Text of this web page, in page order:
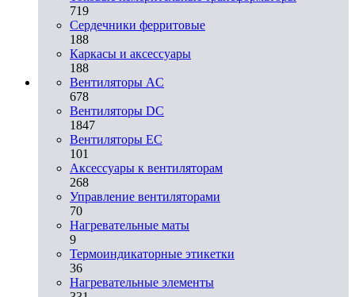
719
Сердечники ферритовые
188
Каркасы и аксессуары
188
Вентиляторы AC
678
Вентиляторы DC
1847
Вентиляторы EC
101
Аксессуары к вентиляторам
268
Управление вентиляторами
70
Нагревательные маты
9
Термоиндикаторные этикетки
36
Нагревательные элементы